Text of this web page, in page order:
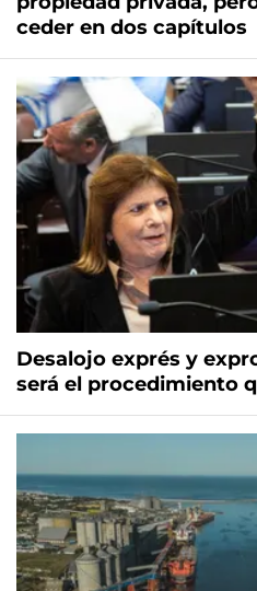
ceder en dos capítulos
Desalojo exprés y
será el procedimiento